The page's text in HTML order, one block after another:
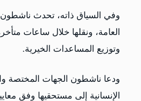
وفي السياق ذاته، تحدث
العامة، ونقلها خلال ساعات
وتوزيع المساعدات الخيرية.
ودعا ناشطون الجهات المختصة
الإنسانية إلى مستحقيها وفق